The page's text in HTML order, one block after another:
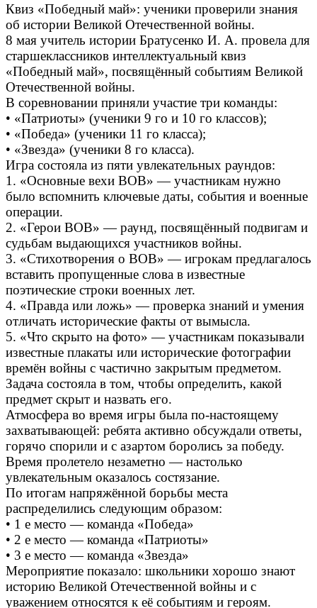
Квиз «Победный май»: ученики проверили знания
об истории Великой Отечественной войны.
8 мая учитель истории Братусенко И. А. провела для
старшеклассников интеллектуальный квиз
«Победный май», посвящённый событиям Великой
Отечественной войны.
В соревновании приняли участие три команды:
• «Патриоты» (ученики 9 го и 10 го классов);
• «Победа» (ученики 11 го класса);
• «Звезда» (ученики 8 го класса).
Игра состояла из пяти увлекательных раундов:
1. «Основные вехи ВОВ» — участникам нужно
было вспомнить ключевые даты, события и военные
операции.
2. «Герои ВОВ» — раунд, посвящённый подвигам и
судьбам выдающихся участников войны.
3. «Стихотворения о ВОВ» — игрокам предлагалось
вставить пропущенные слова в известные
поэтические строки военных лет.
4. «Правда или ложь» — проверка знаний и умения
отличать исторические факты от вымысла.
5. «Что скрыто на фото» — участникам показывали
известные плакаты или исторические фотографии
времён войны с частично закрытым предметом.
Задача состояла в том, чтобы определить, какой
предмет скрыт и назвать его.
Атмосфера во время игры была по-настоящему
захватывающей: ребята активно обсуждали ответы,
горячо спорили и с азартом боролись за победу.
Время пролетело незаметно — настолько
увлекательным оказалось состязание.
По итогам напряжённой борьбы места
распределились следующим образом:
• 1 е место — команда «Победа»
• 2 е место — команда «Патриоты»
• 3 е место — команда «Звезда»
Мероприятие показало: школьники хорошо знают
историю Великой Отечественной войны и с
уважением относятся к её событиям и героям.